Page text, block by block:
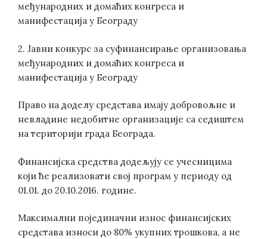
међународних и домаћих конгреса и
манифестација у Београду
2. Јавни конкурс за суфинансирање организовања
међународних и домаћих конгреса и
манифестација у Београду
Право на доделу средстава имају добровољне и
невладине недобитне организације са седиштем
на територији града Београда.
Финансијска средства додељују се учесницима
који ће реализовати свој програм у периоду од
01.01. до 20.10.2016. године.
Максимални појединачни износ финансијских
средстава износи до 80% укупних трошкова, а не